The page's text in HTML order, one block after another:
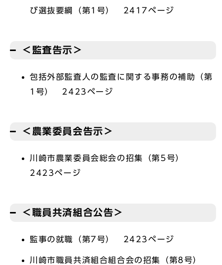
び選抜要綱（第1号） 2417ページ
＜監査告示＞
包括外部監査人の監査に関する事務の補助（第
1号） 2423ページ
＜農業委員会告示＞
川崎市農業委員会総会の招集（第5号）
2423ページ
＜職員共済組合公告＞
監事の就職（第7号） 2423ページ
川崎市職員共済組合組合会の招集（第8号）